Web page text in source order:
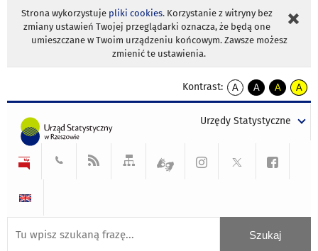
Strona wykorzystuje pliki cookies. Korzystanie z witryny bez
zmiany ustawień Twojej przeglądarki oznacza, że będą one
umieszczane w Twoim urządzeniu końcowym. Zawsze możesz
zmienić te ustawienia.
Kontrast:
A
kontrast
A
kontrast
tekst
czarnym
A
kontrast
tekst
czarnym
A
tekst
żółtym
Urzędy Statystyczne